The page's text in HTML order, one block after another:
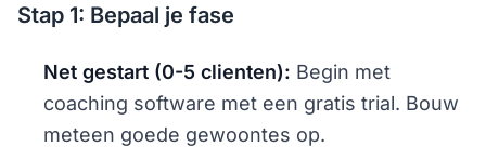
Stap 1: Bepaal je fase
Net gestart (0-5 clienten): Begin met
coaching software met een gratis trial. Bouw
meteen goede gewoontes op.